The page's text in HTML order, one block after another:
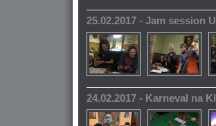
25.02.2017 - Jam session
24.02.2017 - Karneval na